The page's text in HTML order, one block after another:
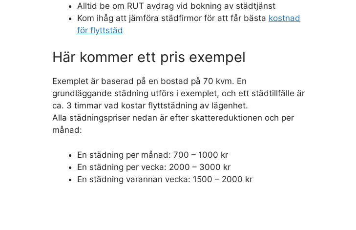
Alltid be om RUT avdrag vid bokning av städtjänst
Kom ihåg att jämföra städfirmor för att får bästa kostnad
för flyttstäd
Här kommer ett pris exempel
Exemplet är baserad på en bostad på 70 kvm. En
grundläggande städning utförs i exemplet, och ett städtillfälle är
ca. 3 timmar vad kostar flyttstädning av lägenhet.
Alla städningspriser nedan är efter skattereduktionen och per
månad:
En städning per månad: 700 – 1000 kr
En städning per vecka: 2000 – 3000 kr
En städning varannan vecka: 1500 – 2000 kr